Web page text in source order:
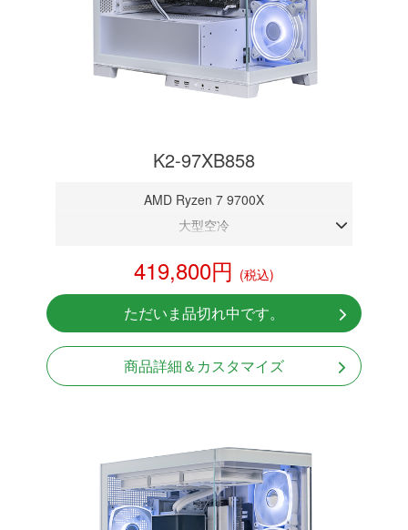
K2-97XB858
AMD Ryzen 7 9700X
大型空冷
RTX 5080 16GB
NVMeSSD 1TB
Windows11 Home 64bit
419,800円 (税込)
ただいま品切れ中です。
商品詳細＆カスタマイズ